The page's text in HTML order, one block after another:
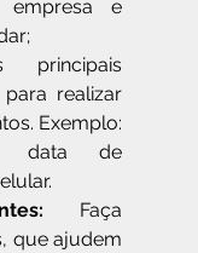
e
principais
realizar
Exemplo:
data de
Faça
que ajudem